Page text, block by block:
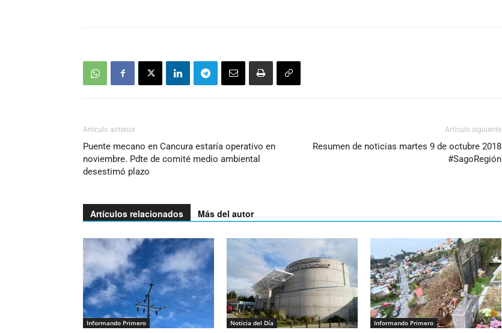
Artículo anterior
Puente mecano en Cancura estaría operativo en
noviembre. Pdte de comité medio ambiental
desestimó plazo
Artículo siguiente
Resumen de noticias martes 9 de octubre 2018
#SagoRegión
Artículos relacionados Más del autor
Informando Primero Noticia del Día Informando Primero